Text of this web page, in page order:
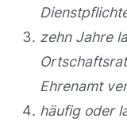
zehn Jahre
Ehrenamt
häufig oder